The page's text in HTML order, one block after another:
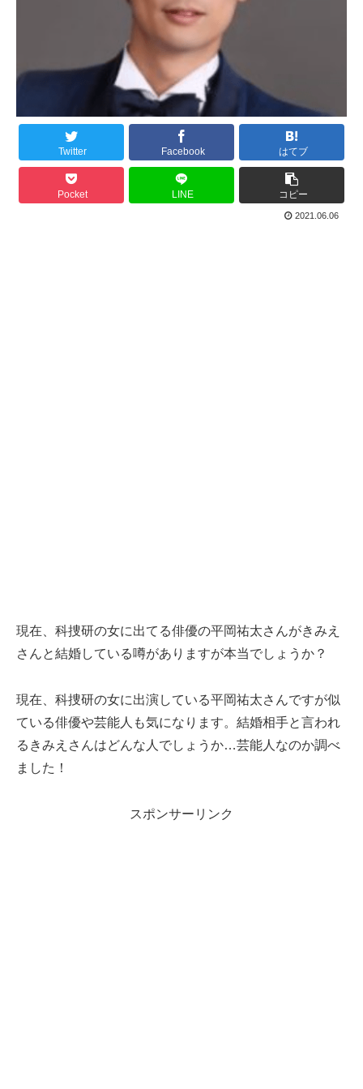
Twitter Facebook はてブ
Pocket LINE コピー
2021.06.06
現在、科捜研の女に出てる俳優の平岡祐太さんがきみえ
さんと結婚している噂がありますが本当でしょうか？
現在、科捜研の女に出演している平岡祐太さんですが似
ている俳優や芸能人も気になります。結婚相手と言われ
るきみえさんはどんな人でしょうか…芸能人なのか調べ
ました！
スポンサーリンク